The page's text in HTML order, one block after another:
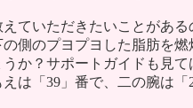
えていただきたいことがあ
側のプヨプヨした脂肪を
か？サポートガイドも見
は「39」番で、二の腕は